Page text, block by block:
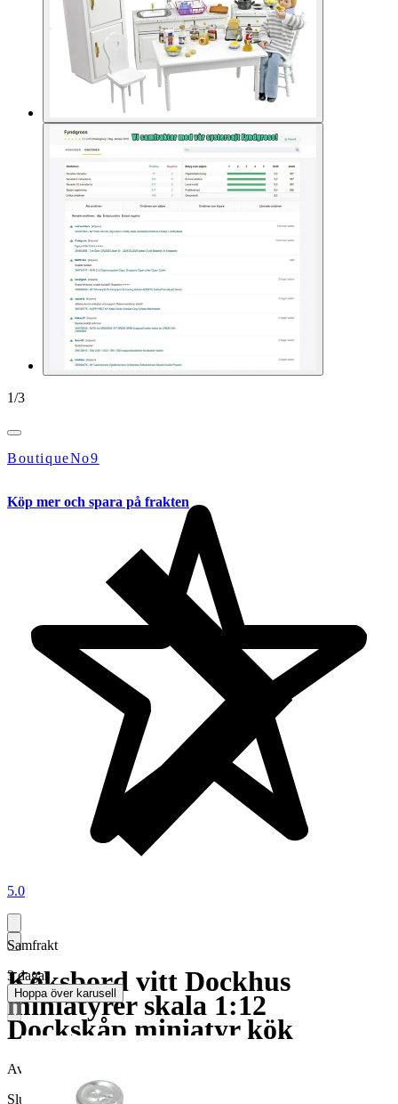
1/3
BoutiqueNo9
5.0
Köksbord vitt Dockhus
miniatyrer skala 1:12
Dockskåp miniatyr kök
Avslutad
Slutpris
Köp mer och spara på frakten
Samfrakt
3 dagar
Hoppa över karusell